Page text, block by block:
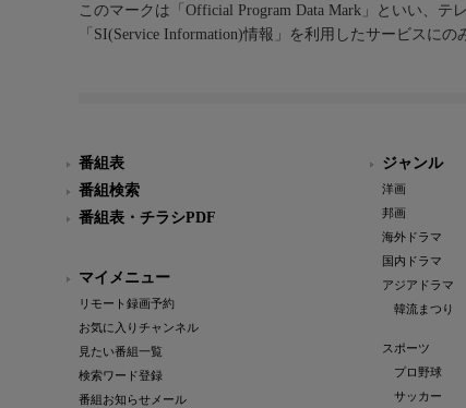
このマークは「Official Program Data Mark」といい、テ
「SI(Service Information)情報」を利用したサービスに
番組表
番組検索
番組表・チラシPDF
マイメニュー
リモート録画予約
お気に入りチャンネル
見たい番組一覧
検索ワード登録
番組お知らせメール
ジャンル
洋画
邦画
海外ドラマ
国内ドラマ
アジアドラマ
韓流まつり
スポーツ
プロ野球
サッカー